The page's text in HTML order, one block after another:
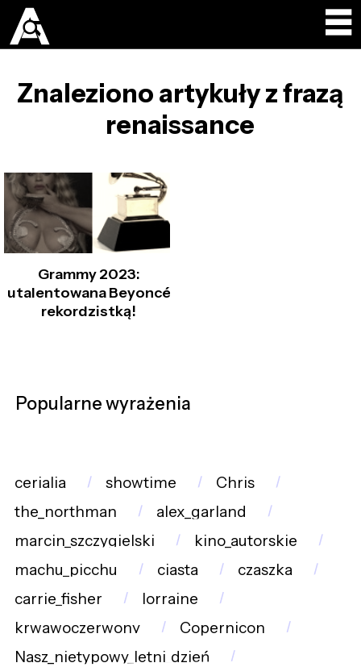
Znaleziono artykuły z frazą
renaissance
Grammy 2023:
utalentowana Beyoncé
rekordzistką!
Popularne wyrażenia
cerialia showtime
Chris
the_northman
alex_garland
marcin_szczygielski
kino_autorskie
machu_picchu
ciasta
czaszka
carrie_fisher
lorraine
krwawoczerwony
Copernicon
Nasz_nietypowy_letni_dzień